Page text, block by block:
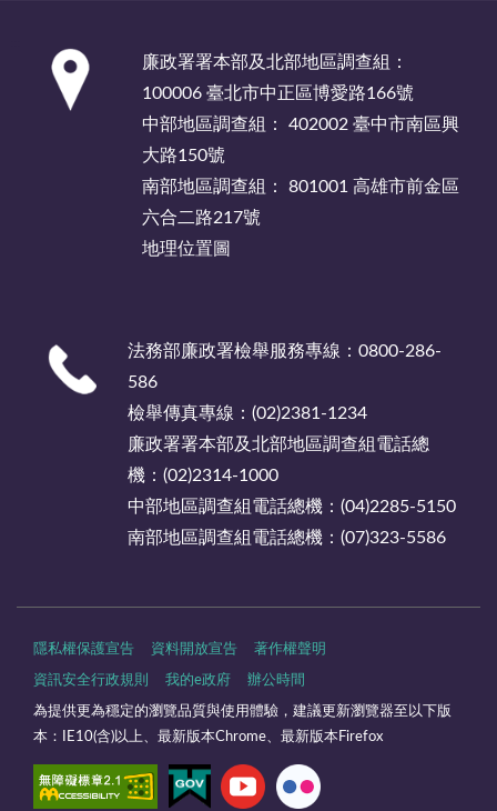
廉政署署本部及北部地區調查組：
100006 臺北市中正區博愛路166號
中部地區調查組： 402002 臺中市南區興
大路150號
南部地區調查組： 801001 高雄市前金區
六合二路217號
地理位置圖
法務部廉政署檢舉服務專線：0800-286-
586
檢舉傳真專線：(02)2381-1234
廉政署署本部及北部地區調查組電話總
機：(02)2314-1000
中部地區調查組電話總機：(04)2285-5150
南部地區調查組電話總機：(07)323-5586
隱私權保護宣告 資料開放宣告 著作權聲明
資訊安全行政規則 我的e政府 辦公時間
為提供更為穩定的瀏覽品質與使用體驗，建議更新瀏覽器至以下版
本：IE10(含)以上、最新版本Chrome、最新版本Firefox